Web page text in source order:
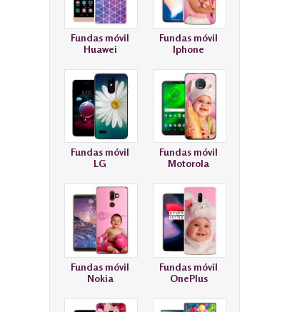
Fundas móvil
Huawei
Fundas móvil
Iphone
Fundas móvil
LG
Fundas móvil
Motorola
Fundas móvil
Nokia
Fundas móvil
OnePlus